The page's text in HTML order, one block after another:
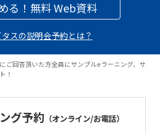
る！無料 Web資料
スの説明会予約とは？
ご回答頂いた方全員にサンプルeラーニング、サ
！
グ予約（オンライン/お電話）